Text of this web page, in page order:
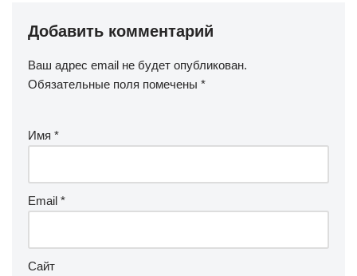
Добавить комментарий
Ваш адрес email не будет опубликован.
Обязательные поля помечены *
Имя *
Email *
Сайт